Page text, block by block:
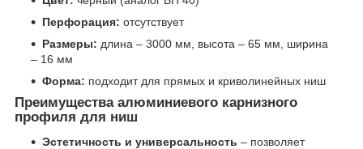
Перфорация: отсутствует
Размеры: длина – 3000 мм, высота – 65 мм, ширина
– 16 мм
Форма: подходит для прямых и криволинейных ниш
Преимущества алюминиевого карнизного
профиля для ниш
Эстетичность и универсальность – позволяет